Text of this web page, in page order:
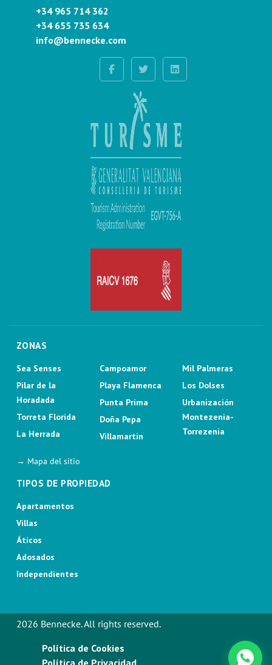
+34 965 714 362
+34 655 735 634
info@bennecke.com
ZONAS
Sea Senses
Pilar de la
Horadada
Torreta Florida
La Herrada
Campoamor
Playa Flamenca
Punta Prima
Doña Pepa
Villamartin
Mil Palmeras
Los Dolses
Urbanización
Montezenia-
Torrezenia
→ Mapa del sitio
TIPOS DE PROPIEDAD
Apartamentos
Villas
Áticos
Adosados
Independientes
2026 Bennecke. All rights reserved.
Política de Cookies
Política de Privacidad